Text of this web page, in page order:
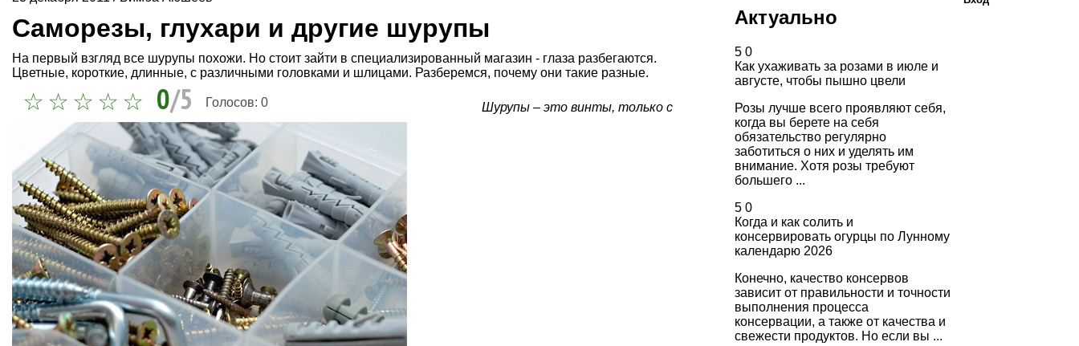
Саморезы, глухари и другие шурупы
На первый взгляд все шурупы похожи. Но стоит зайти в специализированный магазин - глаза разбегаются.
Цветные, короткие, длинные, с различными головками и шлицами. Разберемся, почему они такие разные.
0/5 Голосов: 0 Шурупы – это винты, только с
Актуально
5 0
Как ухаживать за розами в июле и
августе, чтобы пышно цвели
Розы лучше всего проявляют себя,
когда вы берете на себя
обязательство регулярно
заботиться о них и уделять им
внимание. Хотя розы требуют
большего ...
5 0
Когда и как солить и
консервировать огурцы по Лунному
календарю 2026
Конечно, качество консервов
зависит от правильности и точности
выполнения процесса
консервации, а также от качества и
свежести продуктов. Но если вы ...